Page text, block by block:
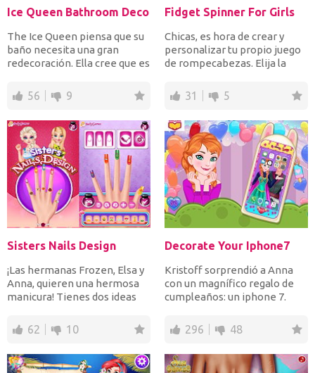
Ice Queen Bathroom Deco
The Ice Queen piensa que su
baño necesita una gran
redecoración. Ella cree que es
56 9
Fidget Spinner For Girls
Chicas, es hora de crear y
personalizar tu propio juego
de rompecabezas. Elija la
31 5
Sisters Nails Design
¡Las hermanas Frozen, Elsa y
Anna, quieren una hermosa
manicura! Tienes dos ideas
62 10
Decorate Your Iphone7
Kristoff sorprendió a Anna
con un magnífico regalo de
cumpleaños: un iphone 7.
296 48